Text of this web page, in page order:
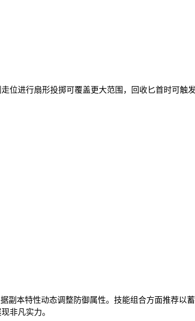
位进行扇形投掷可覆盖更大范围，回收匕首时可触
副本特性动态调整防御属性。技能组合方面推荐以
非凡实力。